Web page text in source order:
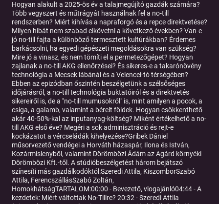
Hogyan alakult a 2025-ös év a talajmegújító gazdák számára?
Több vegyszert és műtrágyát használnak fel a no-till
rendszerben? Miért kihívás a napraforgó és a repce direktvetése?
Milyen hibát nem szabad elkövetni a következő években? Van-e
jó no-till fajta a különböző termesztett kultúrákban? Érdemes
barkácsolni, ha egyedi gépészeti megoldásokra van szükség?
Mire jó a vinasz, és nem tömíti el a permetezőgépet? Hogyan
zajlanak a no-till AKG ellenőrzései? És sikeres-e a takarónövény
technológia a Mecsek lábánál és a Velencei-tó térségében?
Ebben az epizódban őszintén beszélgetünk a szélsőséges
időjárásról, a no-till technológia buktatóiról és a direktvetés
sikereiről is, de a "no-till mumusokról" is, mint amilyen a pocok, a
csiga, a galamb, valamint a bérelt földek. Hogyan csökkenthető
akár 40-50%-kal az inputanyag-költség? Miként értékelhető a no-
till AKG első éve? Megéri a sok adminisztráció és rejt-e
kockázatot a vércseládák kihelyezése?Gribek Dániel
műsorvezető vendégei a Horváth házaspár, Ilona és István,
Kozármislenyből, valamint Dörömbözi Ádám az Agárd környéki
Dörömbözi Kft.-től. A stúdióbeszélgetést három bejátszó
színesíti más gazdálkodóktól:Szeredi Attila, KiszomborSzabó
Attila, FerencszállásSzabó Zoltán,
HomokhátságTARTALOM:00:00 - Bevezető, vlogajánló04:44 - A
kezdetek: Miért váltottak No-Tillre? 20:32 - Szeredi Attila